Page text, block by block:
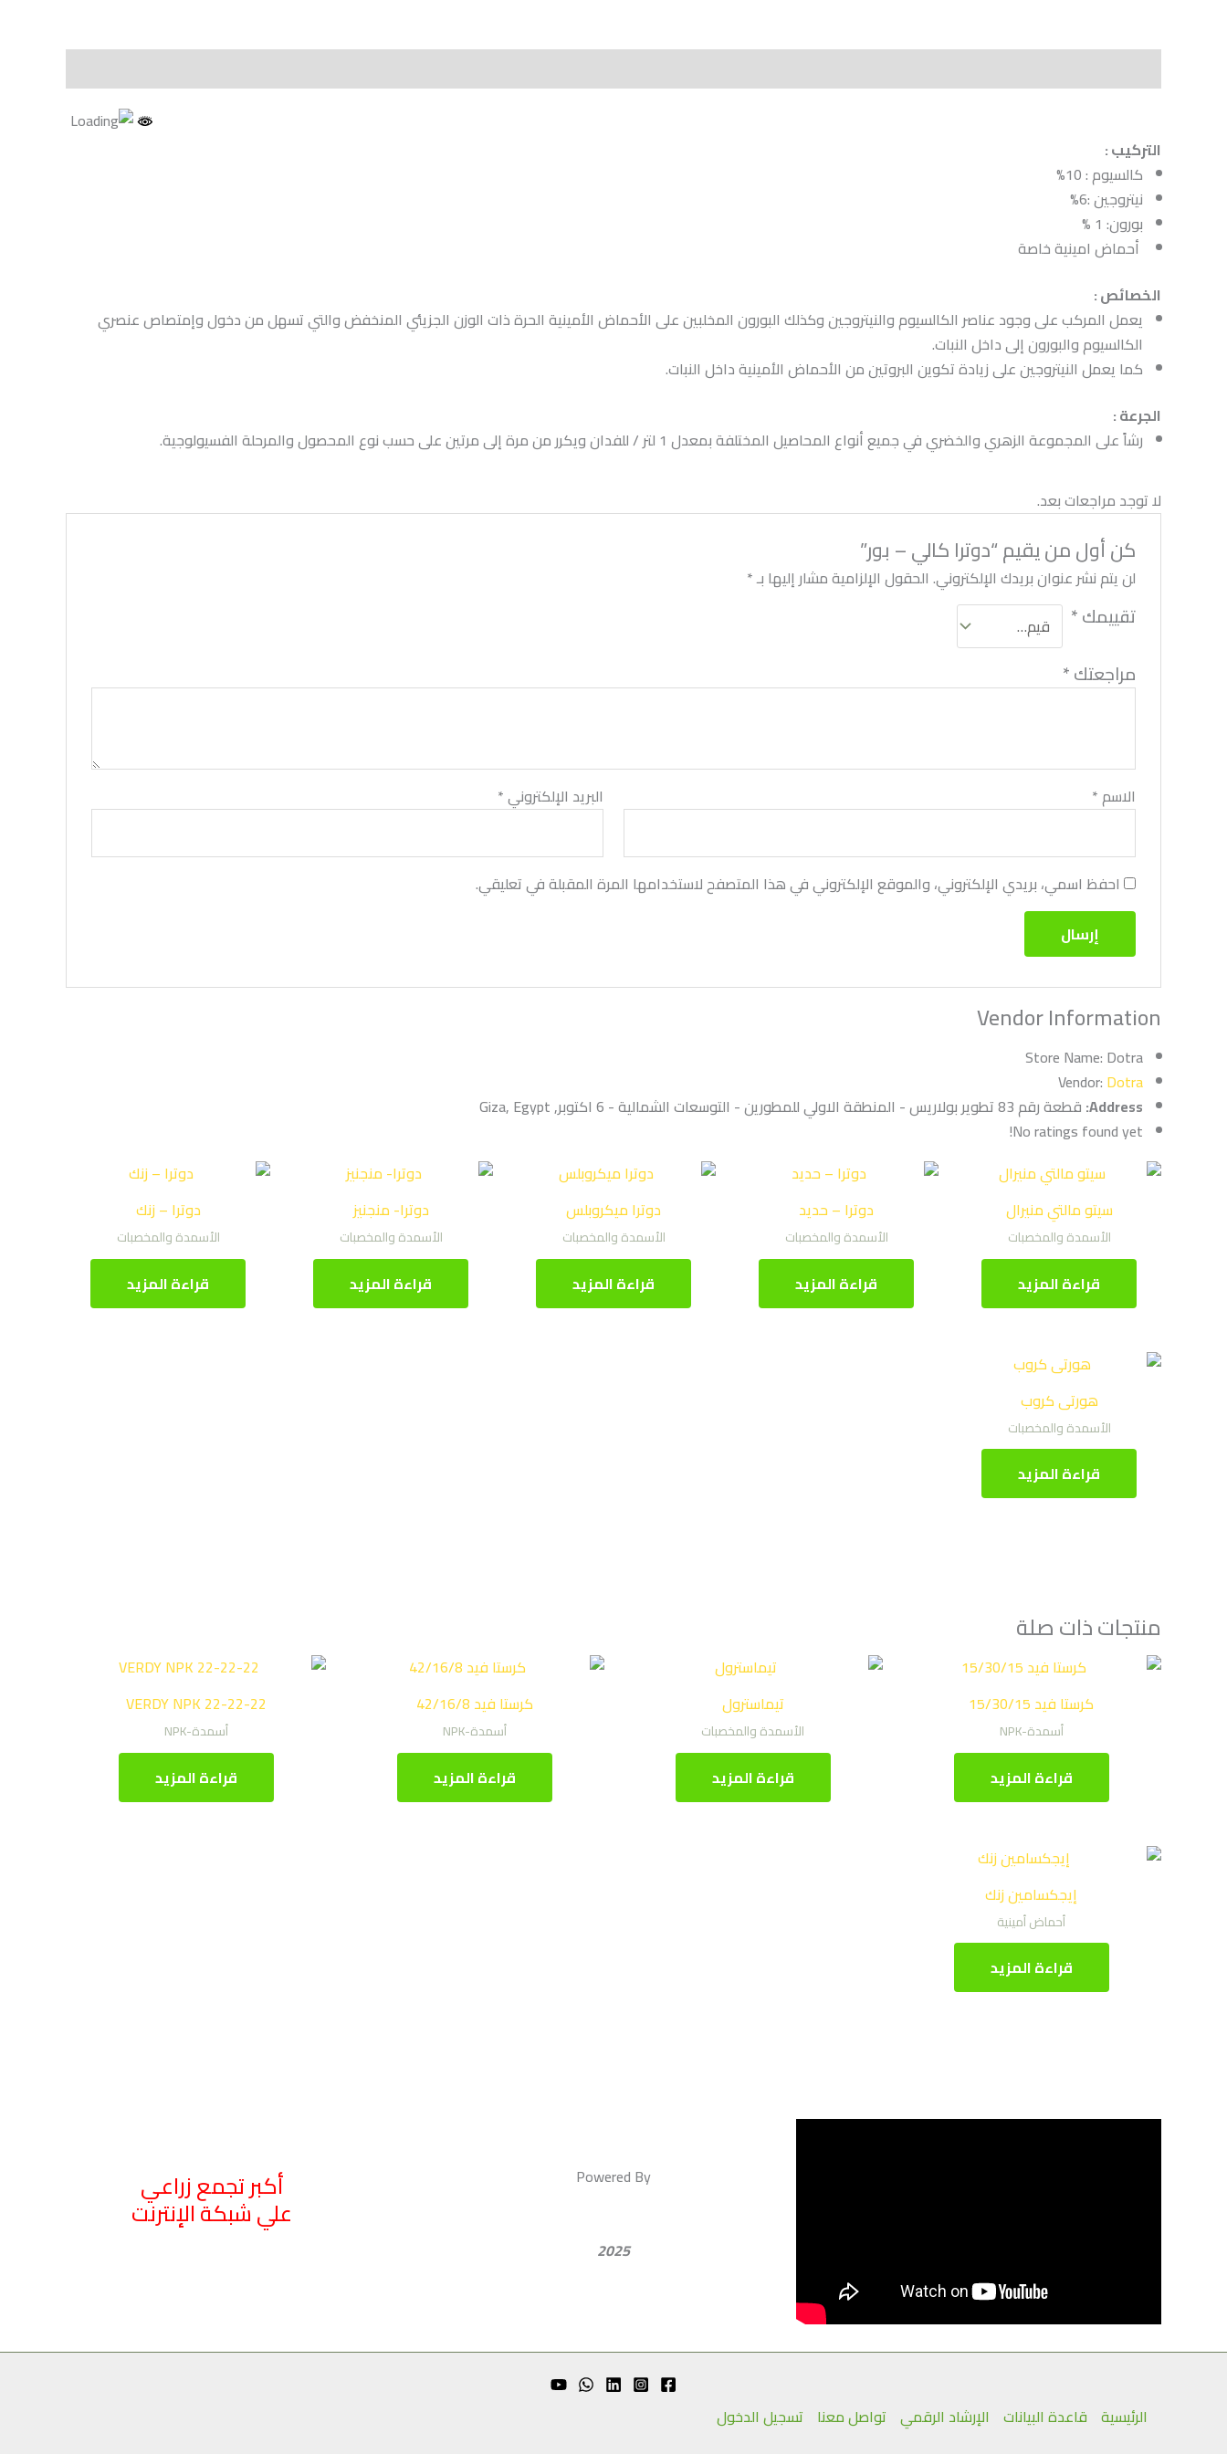
التركيب :
كالسيوم : 10%
نيتروجين :6%
بورون: 1 %
أحماض امينية خاصة
الخصائص :
يعمل المركب على وجود عناصر الكالسيوم والنيتروجين وكذلك البورون المخلبين على الأحماض الأمينية الحرة ذات الوزن الجزيئي المنخفض والتي تسهل من دخول وإمتصاص عنصري
الكالسيوم والبورون إلى داخل النبات.
كما يعمل النيتروجين على زيادة تكوين البروتين من الأحماض الأمينية داخل النبات.
الجرعة :
رشاً على المجموعة الزهري والخضري في جميع أنواع المحاصيل المختلفة بمعدل 1 لتر / للفدان ويكرر من مرة إلى مرتين على حسب نوع المحصول والمرحلة الفسيولوجية.
لا توجد مراجعات بعد.
كن أول من يقيم “دوترا كالي – بور”
لن يتم نشر عنوان بريدك الإلكتروني. الحقول الإلزامية مشار إليها بـ*
تقييمك*
مراجعتك*
الاسم* البريد الإلكتروني*
احفظ اسمي، بريدي الإلكتروني، والموقع الإلكتروني في هذا المتصفح لاستخدامها المرة المقبلة في تعليقي.
Vendor Information
Store Name: Dotra
Vendor: Dotra
Address: قطعة رقم 83 تطوير بولاريس - المنطقة الاولي للمطورين - التوسعات الشمالية - 6 اكتوبر, Giza, Egypt
No ratings found yet!
سيتو مالتي منيرال
الأسمدة والمخصبات
قراءة المزيد
دوترا – حديد
الأسمدة والمخصبات
قراءة المزيد
دوترا ميكروبلس
الأسمدة والمخصبات
قراءة المزيد
دوترا- منجنيز
الأسمدة والمخصبات
قراءة المزيد
دوترا – زنك
الأسمدة والمخصبات
قراءة المزيد
هورتى كروب
الأسمدة والمخصبات
قراءة المزيد
منتجات ذات صلة
كرستا فيد 15/30/15
أسمدة-NPK
قراءة المزيد
تيماسترول
الأسمدة والمخصبات
قراءة المزيد
كرستا فيد 42/16/8
أسمدة-NPK
قراءة المزيد
VERDY NPK 22-22-22
أسمدة-NPK
قراءة المزيد
إيجكسامين زنك
أحماض أمينية
قراءة المزيد
Powered By
2025
أكبر تجمع زراعي
علي شبكة الإنترنت
الرئيسية قاعدة البيانات الإرشاد الرقمي تواصل معنا تسجيل الدخول